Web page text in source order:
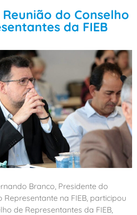
do Conselho
da FIEB
Branco, Presidente do
na FIEB, participou
de Representantes da FIEB,